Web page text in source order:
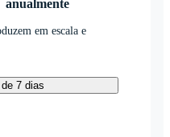
anualmente
em escala e
7 dias